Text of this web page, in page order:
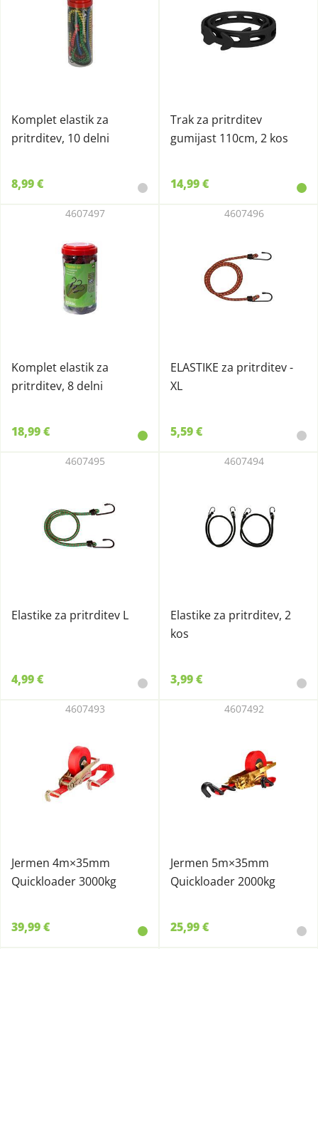
Komplet elastik za
pritrditev, 10 delni
8,99 €
Trak za pritrditev
gumijast 110cm, 2 kos
14,99 €
Komplet elastik za
pritrditev, 8 delni
4607497
18,99 €
ELASTIKE za pritrditev -
XL
4607496
5,59 €
Elastike za pritrditev L
4607495
4,99 €
Elastike za pritrditev, 2
kos
4607494
3,99 €
Jermen 4m×35mm
Quickloader 3000kg
4607493
39,99 €
Jermen 5m×35mm
Quickloader 2000kg
4607492
25,99 €